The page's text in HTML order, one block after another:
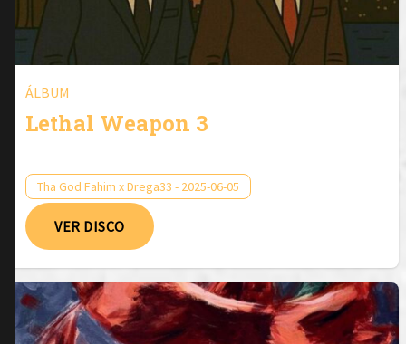
ÁLBUM
Lethal Weapon 3
Tha God Fahim x Drega33 - 2025-06-05
VER DISCO